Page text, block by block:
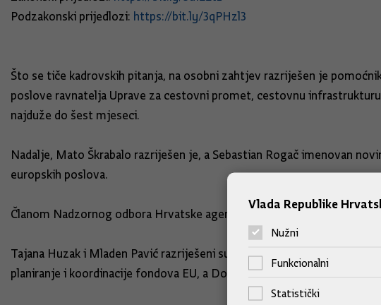
Podzakonski prijedlozi: https://bit.ly/3qPHzl3
Što se tiče kadrovskih pitanja, na osobni zahtjev razriješen je
poslove ravnatelja Uprave za cestovni promet, cestovnu
najduže do šest mjeseci.
Nadalje, Mato Škrabalo razriješen je, a Sebastian Rogač imenovan
europskih poslova.
Članom Nadzornog odbora Hrvatske agencije za osiguranje depozita
Tajana Huzak i Mladen Pavić razriješeni su pomoćnici ministrice
planiranje i koordinacije fondova EU, a Dominik Paparić ravnateljem
Vlada Republike
Nužni
Funkcionalni
Statistički